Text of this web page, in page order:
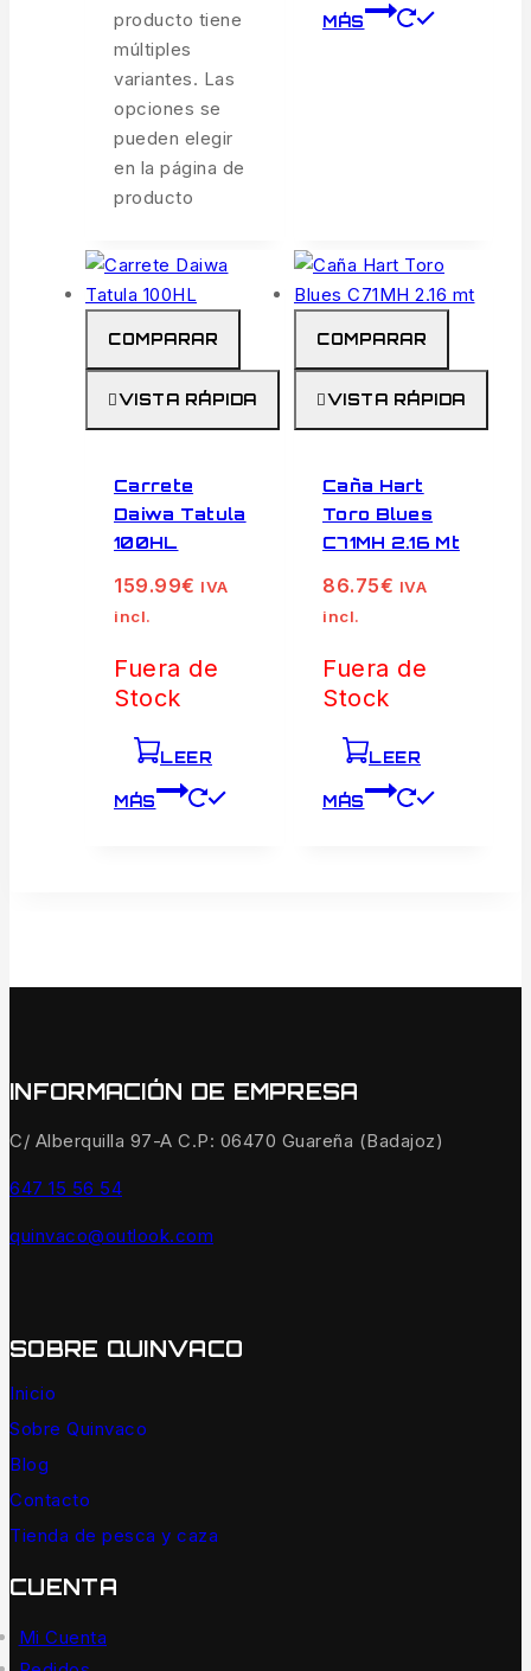
producto tiene
múltiples
variantes. Las
opciones se
pueden elegir
en la página de
producto
MÁS
COMPARAR
VISTA RÁPIDA
Carrete
Daiwa Tatula
100HL
159.99€ IVA
incl.
Fuera de
Stock
LEER
MÁS
COMPARAR
VISTA RÁPIDA
Caña Hart
Toro Blues
C71MH 2.16 Mt
86.75€ IVA
incl.
Fuera de
Stock
LEER
MÁS
INFORMACIÓN DE EMPRESA
C/ Alberquilla 97-A C.P: 06470 Guareña (Badajoz)
647 15 56 54
quinvaco@outlook.com
SOBRE QUINVACO
Inicio
Sobre Quinvaco
Blog
Contacto
Tienda de pesca y caza
CUENTA
Mi Cuenta